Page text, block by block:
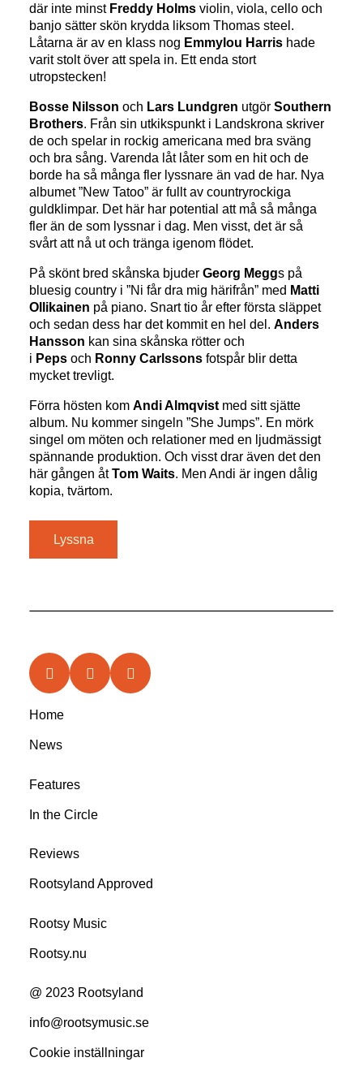
där inte minst Freddy Holms violin, viola, cello och
banjo sätter skön krydda liksom Thomas steel.
Låtarna är av en klass nog Emmylou Harris hade
varit stolt över att spela in. Ett enda stort
utropstecken!
Bosse Nilsson och Lars Lundgren utgör Southern
Brothers. Från sin utkikspunkt i Landskrona skriver
de och spelar in rockig americana med bra sväng
och bra sång. Varenda låt låter som en hit och de
borde ha så många fler lyssnare än vad de har. Nya
albumet ”New Tatoo” är fullt av countryrockiga
guldklimpar. Det här har potential att må så många
fler än de som lyssnar i dag. Men visst, det är så
svårt att nå ut och tränga igenom flödet.
På skönt bred skånska bjuderGeorg Meggs på
bluesig country i ”Ni får dra mig härifrån” med Matti
Ollikainen på piano. Snart tio år efter första släppet
och sedan dess har det kommit en hel del.Anders
Hansson kan sina skånska rötter och
i Peps och Ronny Carlssonsfotspår blir detta
mycket trevligt.
Förra hösten kom Andi Almqvist med sitt sjätte
album. Nu kommer singeln ”She Jumps”. En mörk
singel om möten och relationer med en ljudmässigt
spännande produktion. Och visst drar även det den
här gången åtTom Waits. Men Andi är ingen dålig
kopia, tvärtom.
Lyssna
Home
News
Features
In the Circle
Reviews
Rootsyland Approved
Rootsy Music
Rootsy.nu
@ 2023 Rootsyland
info@rootsymusic.se
Cookie inställningar